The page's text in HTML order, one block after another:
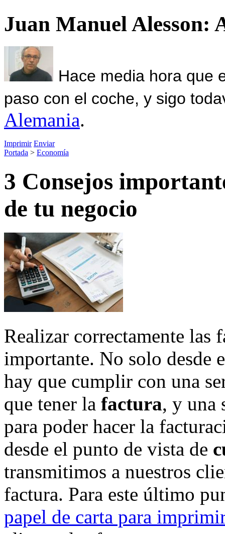
Juan Manuel Alesson:
Hace media hora que
paso con el coche, y sigo
Alemania.
Imprimir Enviar
Portada > Economía
3 Consejos
de tu negocio
Realizar correctamente las
importante. No solo desde
hay que cumplir con una
que tener la factura, y una
para poder hacer la
desde el punto de vista de
transmitimos a nuestros
factura. Para este último
papel de carta para